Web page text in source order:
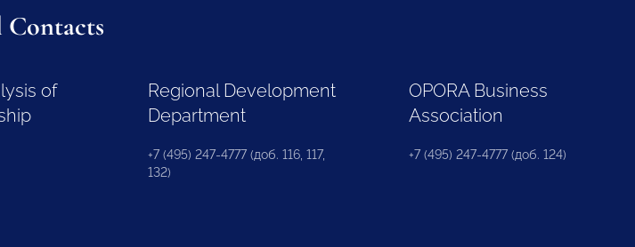
of
Regional Development
Department
+7 (495) 247-4777 (доб. 116, 117,
132)
OPORA Business
Association
+7 (495) 247-4777 (доб. 124)